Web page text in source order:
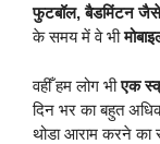
फुटबॉल, बैडमिंटन
के समय में वे भी
वहीँ हम लोग भीएक
दिन भर का बहुत
थोडा आराम करने का